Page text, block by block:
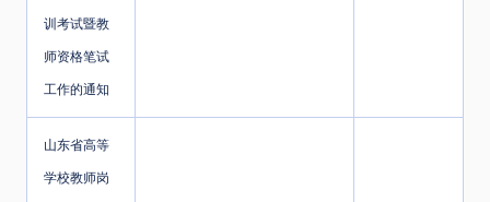
训考试暨教
师资格笔试
工作的通知
山东省高等
学校教师岗